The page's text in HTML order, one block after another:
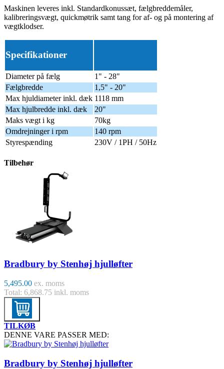
Maskinen leveres inkl. Standardkonussæt, fælgbreddemåler,
kalibreringsvægt, quickmøtrik samt tang for af- og på montering af
vægtklodser.
Specifikationer
Diameter på fælg
1" - 28"
Fælgbredde
1,5" - 20"
Max hjuldiameter inkl. dæk 1118 mm
Max hjulbredde inkl. dæk
20"
Maks vægt i kg
70kg
Omdrejninger i rpm
140 rpm
Styrespænding
230V / 1PH / 50Hz
Tilbehør
Bradbury by Stenhøj hjulløfter
5,495.00 ex. moms
Total: 6,868.75 inkl. moms
TILKØB
DENNE VARE PASSER MED:
Bradbury by Stenhøj hjulløfter